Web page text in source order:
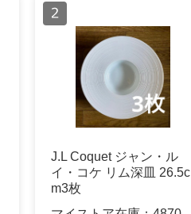
J.L Coquet ジャン・ル
イ・コケ リム深皿 26.5c
m3枚